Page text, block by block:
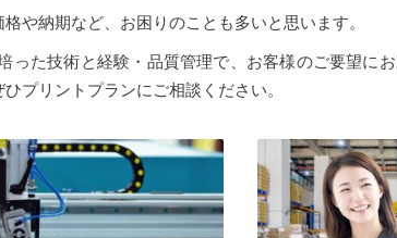
や納期など、お困りのことも多いと思います。
た技術と経験・品質管理で、お客様のご要望にお
プリントプランにご相談ください。